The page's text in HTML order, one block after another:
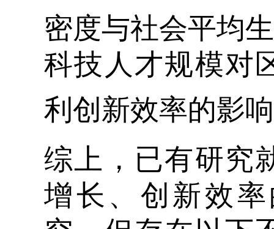
密度与社会平均
科技人才规模对
利创新效率的影
综上，已有研究
增长、创新效